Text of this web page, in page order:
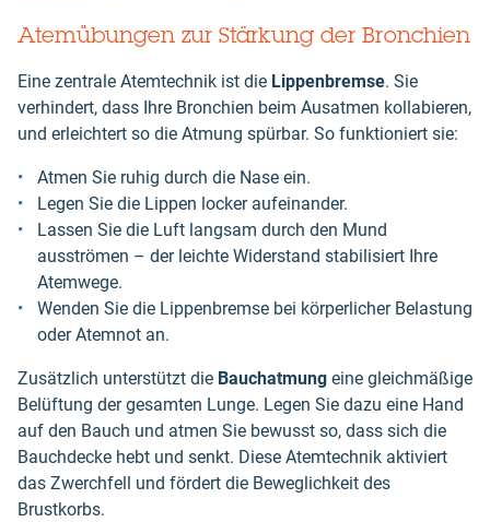
Atemübungen zur Stärkung der Bronchien
Eine zentrale Atemtechnik ist die Lippenbremse. Sie
verhindert, dass Ihre Bronchien beim Ausatmen kollabieren,
und erleichtert so die Atmung spürbar. So funktioniert sie:
Atmen Sie ruhig durch die Nase ein.
Legen Sie die Lippen locker aufeinander.
Lassen Sie die Luft langsam durch den Mund
ausströmen – der leichte Widerstand stabilisiert Ihre
Atemwege.
Wenden Sie die Lippenbremse bei körperlicher Belastung
oder Atemnot an.
Zusätzlich unterstützt die Bauchatmung eine gleichmäßige
Belüftung der gesamten Lunge. Legen Sie dazu eine Hand
auf den Bauch und atmen Sie bewusst so, dass sich die
Bauchdecke hebt und senkt. Diese Atemtechnik aktiviert
das Zwerchfell und fördert die Beweglichkeit des
Brustkorbs.